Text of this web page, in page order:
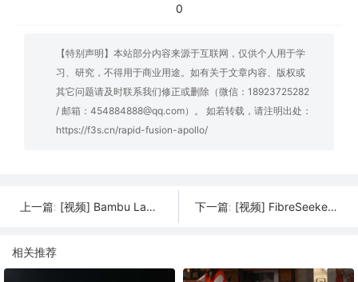
0
【特别声明】本站部分内容来源于互联网，仅供个人用于学
习、研究，不得用于商业用途。如有关于文章内容、版权或
其它问题请及时联系我们修正或删除（微信：18923725282
/ 邮箱：454884888@qq.com）。 如若转载，请注明出处：
https://f3s.cn/rapid-fusion-apollo/
上一篇: [视频] Bambu Lab H2S：你的个人智造中心 下一篇: [视频] FibreSeeker 3：首款消费级连续纤维3D打印机
相关推荐